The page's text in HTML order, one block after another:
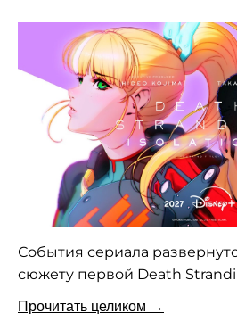
События сериала
сюжету первой Death
Прочитать целиком →